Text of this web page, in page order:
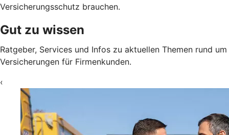
Versicherungsschutz brauchen.
Gut zu wissen
Ratgeber, Services und Infos zu aktuellen Themen rund um
Versicherungen für Firmenkunden.
‹